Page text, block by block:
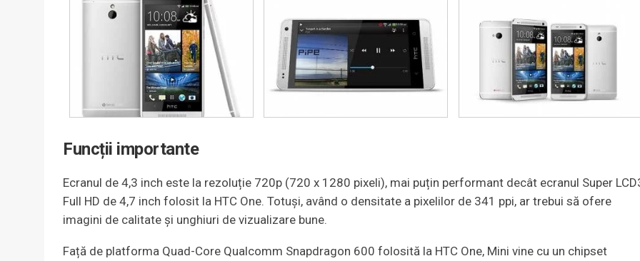
Funcții importante
Ecranul de 4,3 inch este la rezoluție 720p (720 x 1280 pixeli), mai puțin performant decât ecranul Super
Full HD de 4,7 inch folosit la HTC One. Totuși, având o densitate a pixelilor de 341 ppi, ar trebui să ofere
imagini de calitate și unghiuri de vizualizare bune.
Față de platforma Quad-Core Qualcomm Snapdragon 600 folosită la HTC One, Mini vine cu un chipset